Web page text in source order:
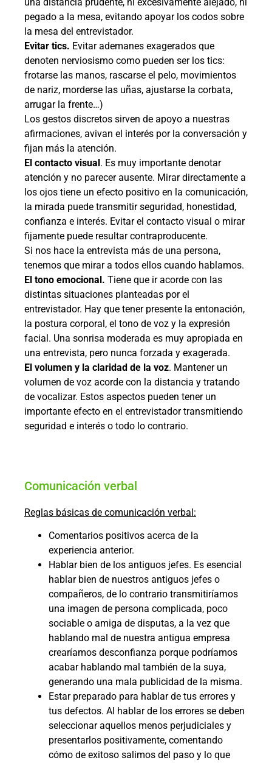
pegado a la mesa, evitando apoyar los codos sobre
la mesa del entrevistador.
Evitar tics. Evitar ademanes exagerados que
denoten nerviosismo como pueden ser los tics:
frotarse las manos, rascarse el pelo, movimientos
de nariz, morderse las uñas, ajustarse la corbata,
arrugar la frente…)
Los gestos discretos sirven de apoyo a nuestras
afirmaciones, avivan el interés por la conversación y
fijan más la atención.
El contacto visual. Es muy importante denotar
atención y no parecer ausente. Mirar directamente a
los ojos tiene un efecto positivo en la comunicación,
la mirada puede transmitir seguridad, honestidad,
confianza e interés. Evitar el contacto visual o mirar
fijamente puede resultar contraproducente.
Si nos hace la entrevista más de una persona,
tenemos que mirar a todos ellos cuando hablamos.
El tono emocional. Tiene que ir acorde con las
distintas situaciones planteadas por el
entrevistador. Hay que tener presente la entonación,
la postura corporal, el tono de voz y la expresión
facial. Una sonrisa moderada es muy apropiada en
una entrevista, pero nunca forzada y exagerada.
El volumen y la claridad de la voz. Mantener un
volumen de voz acorde con la distancia y tratando
de vocalizar. Estos aspectos pueden tener un
importante efecto en el entrevistador transmitiendo
seguridad e interés o todo lo contrario.
Comunicación verbal
Reglas básicas de comunicación verbal:
Comentarios positivos acerca de la
experiencia anterior.
Hablar bien de los antiguos jefes. Es esencial
hablar bien de nuestros antiguos jefes o
compañeros, de lo contrario transmitiríamos
una imagen de persona complicada, poco
sociable o amiga de disputas, a la vez que
hablando mal de nuestra antigua empresa
crearíamos desconfianza porque podríamos
acabar hablando mal también de la suya,
generando una mala publicidad de la misma.
Estar preparado para hablar de tus errores y
tus defectos. Al hablar de los errores se deben
seleccionar aquellos menos perjudiciales y
presentarlos positivamente, comentando
cómo de exitoso salimos del paso y lo que